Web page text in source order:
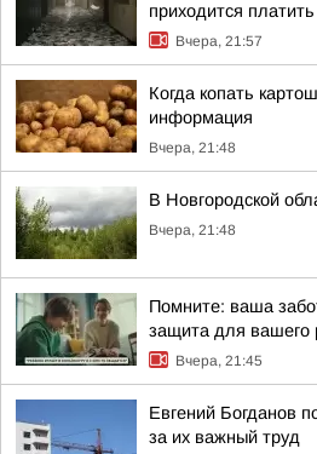
приходится
Вчера, 21:57
Когда копать
информация
Вчера, 21:48
В Новгородской
Вчера, 21:48
Помните: ваша
защита для вашего
Вчера, 21:45
Евгений Богданов
за их важный труд